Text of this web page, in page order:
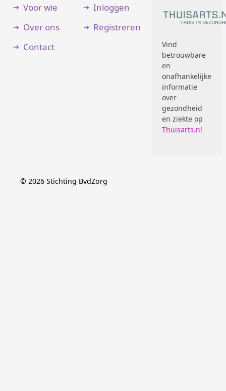
Voor wie
Over ons
Contact
Inloggen
Registreren
Vind
betrouwbare
en
onafhankelijke
informatie
over
gezondheid
en ziekte op
Thuisarts.nl
© 2026 Stichting BvdZorg